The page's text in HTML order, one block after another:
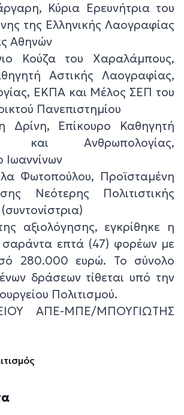
Κύρια Ερευνήτρια του
της Ελληνικής Λαογραφίας
Αθηνών
Κούζα του Χαραλάμπους,
Αστικής Λαογραφίας,
ΕΚΠΑ και Μέλος ΣΕΠ του
Πανεπιστημίου
Επίκουρο Καθηγητή
και Ανθρωπολογίας,
Ιωαννίνων
Φωτοπούλου, Προϊσταμένη
Νεότερης Πολιτιστικής
αξιολόγησης, εγκρίθηκε η
σαράντα επτά (47) φορέων με
280.000 ευρώ. Το σύνολο
δράσεων τίθεται υπό την
Πολιτισμού.
ΑΠΕ-ΜΠΕ/ΜΠΟΥΓΙΩΤΗΣ